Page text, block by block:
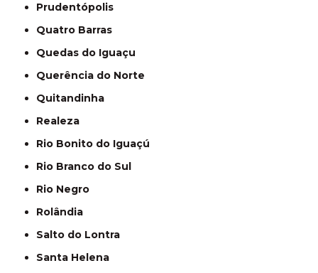
Prudentópolis
Quatro Barras
Quedas do Iguaçu
Querência do Norte
Quitandinha
Realeza
Rio Bonito do Iguaçú
Rio Branco do Sul
Rio Negro
Rolândia
Salto do Lontra
Santa Helena